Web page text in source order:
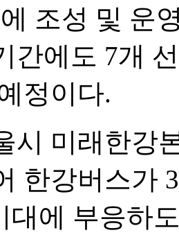
조성 및 운
간에도 7개
정이다.
시 미래한강
한강버스가
대에 부응하